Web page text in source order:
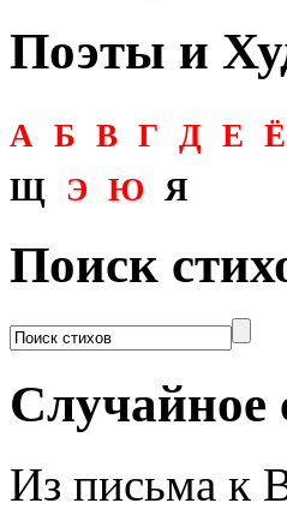
Поэты и
А Б В Г Д Е Ё
Щ Э Ю Я
Поиск
Случайное
Из письма к